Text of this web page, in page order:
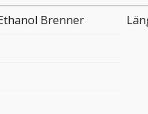
Brenner